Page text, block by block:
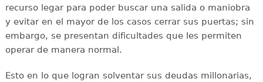
recurso legar para poder buscar una salida o maniobra
y evitar en el mayor de los casos cerrar sus puertas; sin
embargo, se presentan dificultades que les permiten
operar de manera normal.
Esto en lo que logran solventar sus deudas millonarias,